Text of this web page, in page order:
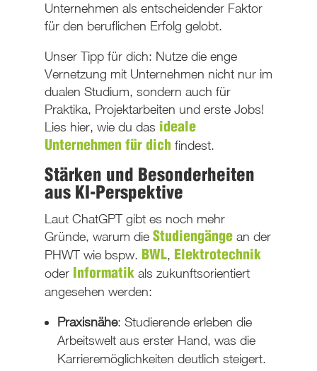
Unternehmen als entscheidender Faktor
für den beruflichen Erfolg gelobt.
Unser Tipp für dich: Nutze die enge
Vernetzung mit Unternehmen nicht nur im
dualen Studium, sondern auch für
Praktika, Projektarbeiten und erste Jobs!
Lies hier, wie du das ideale
Unternehmen für dich findest.
Stärken und Besonderheiten
aus KI-Perspektive
Laut ChatGPT gibt es noch mehr
Gründe, warum die Studiengängean der
PHWT wie bspw. BWL, Elektrotechnik
oder Informatikals zukunftsorientiert
angesehen werden:
Praxisnähe: Studierende erleben die
Arbeitswelt aus erster Hand, was die
Karrieremöglichkeiten deutlich steigert.